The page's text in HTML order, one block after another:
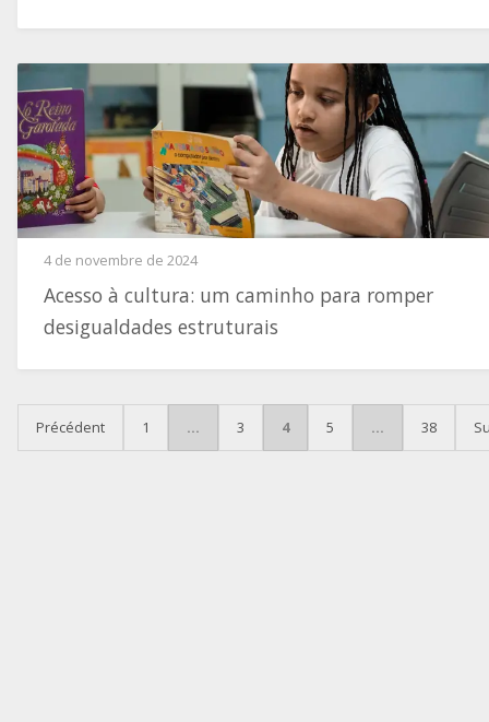
4 de novembre de 2024
Acesso à cultura: um caminho para romper
desigualdades estruturais
PAGINATION DES
Précédent 1 … 3 4 5 … 38